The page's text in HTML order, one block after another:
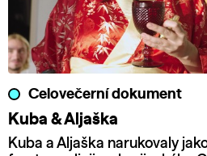
Celovečerní dokument
Kuba & Aljaška
Kuba a Aljaška narukovaly